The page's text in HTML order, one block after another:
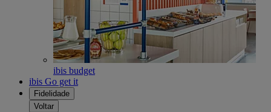
ibis budget
ibis Go get it
Fidelidade
Voltar